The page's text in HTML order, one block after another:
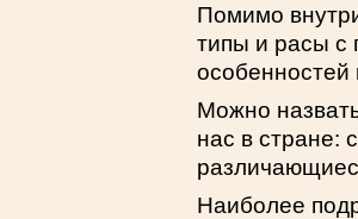
Помимо
типы и расы с
особенностей
Можно
нас в стране:
Наиболее